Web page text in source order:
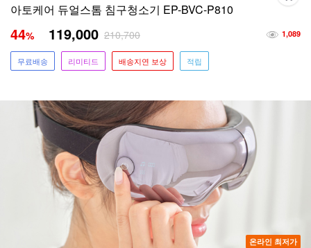
아토케어 듀얼스톰 침구청소기 EP-BVC-P810
1,089
44% 119,000 210,700
무료배송 리미티드 배송지연 보상 적립
온라인 최저가